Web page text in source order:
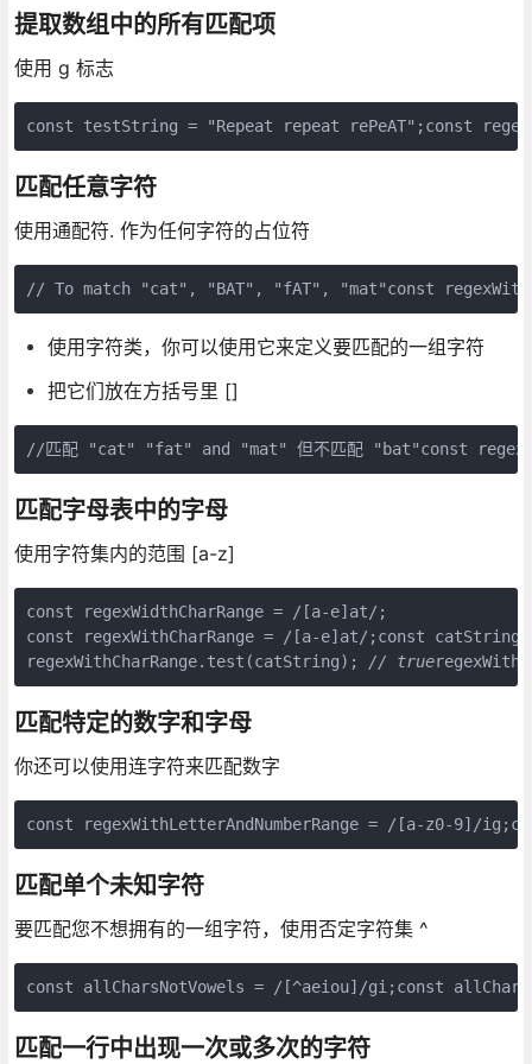
提取数组中的所有匹配项
使用 g 标志
const testString = "Repeat repeat rePeAT";const
匹配任意字符
使用通配符. 作为任何字符的占位符
// To match "cat", "BAT", "fAT", "mat"const
使用字符类，你可以使用它来定义要匹配的一组字符
把它们放在方括号里 []
//匹配 "cat" "fat" and "mat" 但不匹配 "bat"const
匹配字母表中的字母
使用字符集内的范围 [a-z]
const regexWidthCharRange = /[a-e]at/;
const regexWithCharRange = /[a-e]at/;const
regexWithCharRange.test(catString); // true
匹配特定的数字和字母
你还可以使用连字符来匹配数字
const regexWithLetterAndNumberRange = /[a-z0-9]/
匹配单个未知字符
要匹配您不想拥有的一组字符，使用否定字符集 ^
const allCharsNotVowels = /[^aeiou]/gi;const
匹配一行中出现一次或多次的字符